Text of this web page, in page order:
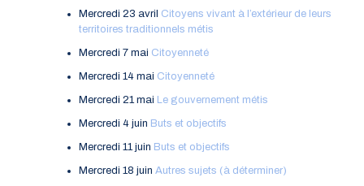
Mercredi 23 avril Citoyens vivant à l’extérieur de leurs
territoires traditionnels métis
Mercredi 7 mai Citoyenneté
Mercredi 14 mai Citoyenneté
Mercredi 21 mai Le gouvernement métis
Mercredi 4 juin Buts et objectifs
Mercredi 11 juin Buts et objectifs
Mercredi 18 juin Autres sujets (à déterminer)